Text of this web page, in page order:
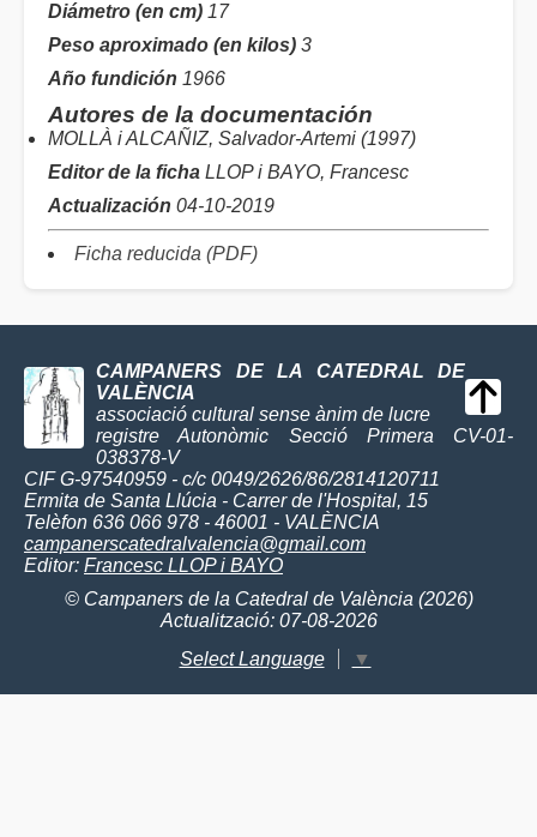
Diámetro (en cm) 17
Peso aproximado (en kilos) 3
Año fundición 1966
Autores de la documentación
MOLLÀ i ALCAÑIZ, Salvador-Artemi (1997)
Editor de la ficha LLOP i BAYO, Francesc
Actualización 04-10-2019
Ficha reducida (PDF)
CAMPANERS DE LA CATEDRAL DE
VALÈNCIA
associació cultural sense ànim de lucre
registre Autonòmic Secció Primera CV-01-
038378-V
CIF G-97540959 - c/c 0049/2626/86/2814120711
Ermita de Santa Llúcia - Carrer de l'Hospital, 15
Telèfon 636 066 978 - 46001 - VALÈNCIA
campanerscatedralvalencia@gmail.com
Editor: Francesc LLOP i BAYO
© Campaners de la Catedral de València (2026)
Actualització: 07-08-2026
Select Language
▼